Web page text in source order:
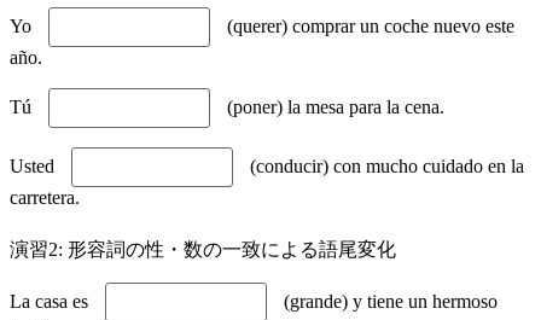
Yo
(querer) comprar un coche nuevo este
año.
Tú (poner) la mesa para la cena.
Usted
(conducir) con mucho cuidado en la
carretera.
演習2: 形容詞の性・数の一致による語尾変化
La casa es
(grande) y tiene un hermoso